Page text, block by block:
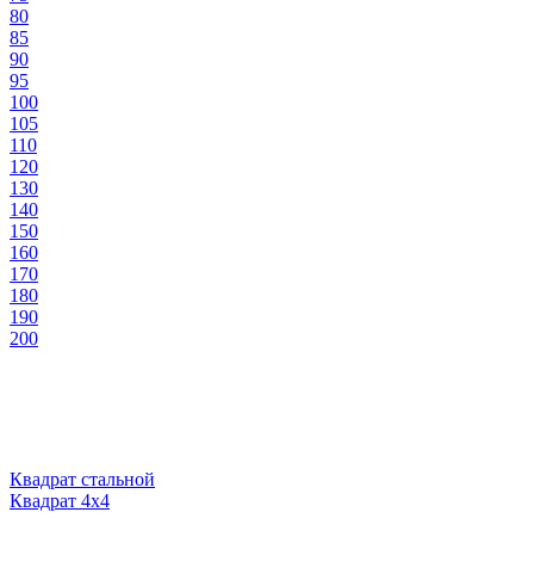
80
85
90
95
100
105
110
120
130
140
150
160
170
180
190
200
Квадрат стальной
Квадрат 4х4